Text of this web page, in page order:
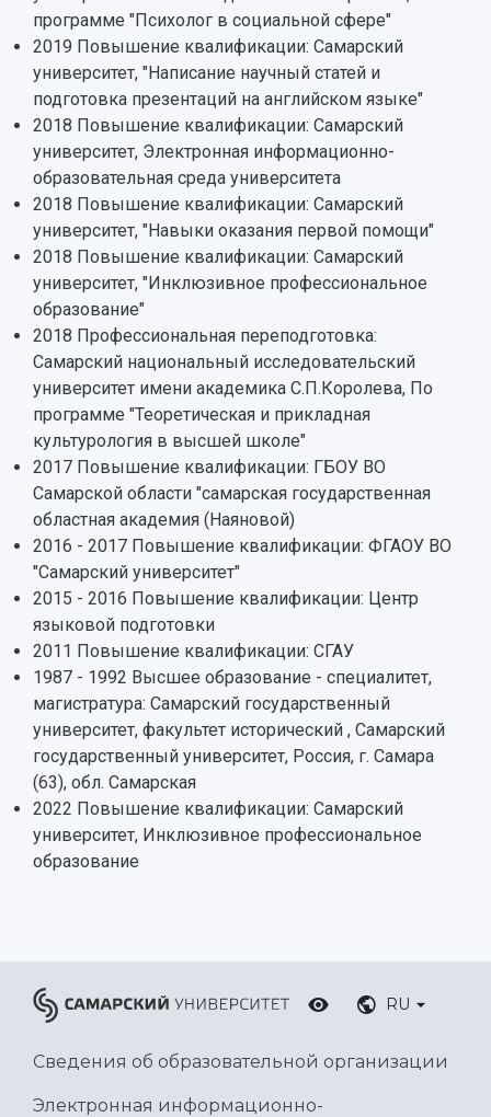
программе "Психолог в социальной сфере"
2019 Повышение квалификации: Самарский
университет, "Написание научный статей и
подготовка презентаций на английском языке"
2018 Повышение квалификации: Самарский
университет, Электронная информационно-
образовательная среда университета
2018 Повышение квалификации: Самарский
университет, "Навыки оказания первой помощи"
2018 Повышение квалификации: Самарский
университет, "Инклюзивное профессиональное
образование"
2018 Профессиональная переподготовка:
Самарский национальный исследовательский
университет имени академика С.П.Королева, По
программе "Теоретическая и прикладная
культурология в высшей школе"
2017 Повышение квалификации: ГБОУ ВО
Самарской области "самарская государственная
областная академия (Наяновой)
2016 - 2017 Повышение квалификации: ФГАОУ ВО
"Самарский университет"
2015 - 2016 Повышение квалификации: Центр
языковой подготовки
2011 Повышение квалификации: СГАУ
1987 - 1992 Высшее образование - специалитет,
магистратура: Самарский государственный
университет, факультет исторический , Самарский
государственный университет, Россия, г. Самара
(63), обл. Самарская
2022 Повышение квалификации: Самарский
университет, Инклюзивное профессиональное
образование
RU
Сведения об образовательной организации
Электронная информационно-